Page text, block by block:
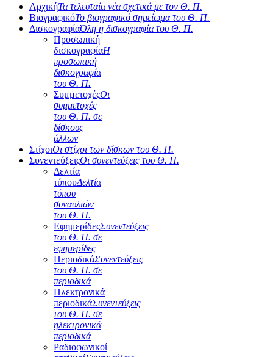
ΑρχικήΤα τελευταία νέα σχετικά με τον Θ. Π.
ΒιογραφικόΤο βιογραφικό σημείωμα του Θ. Π.
ΔισκογραφίαΌλη η δισκογραφία του Θ. Π.
Προσωπική
δισκογραφίαΗ
προσωπική
δισκογραφία
του Θ. Π.
ΣυμμετοχέςΟι
συμμετοχές
του Θ. Π. σε
δίσκους
άλλων
ΣτίχοιΟι στίχοι των δίσκων του Θ. Π.
ΣυνεντεύξειςΟι συνεντεύξεις του Θ. Π.
Δελτία
τύπουΔελτία
τύπου
συναυλιών
του Θ. Π.
ΕφημερίδεςΣυνεντεύξεις
του Θ. Π. σε
εφημερίδες
ΠεριοδικάΣυνεντεύξεις
του Θ. Π. σε
περιοδικά
Ηλεκτρονικά
περιοδικάΣυνεντεύξεις
του Θ. Π. σε
ηλεκτρονικά
περιοδικά
Ραδιοφωνικοί